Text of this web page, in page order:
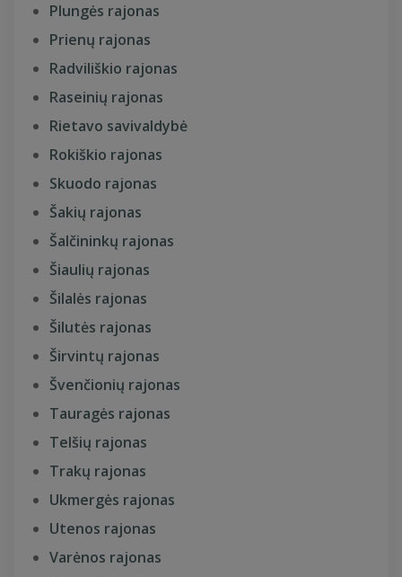
Plungės rajonas
Prienų rajonas
Radviliškio rajonas
Raseinių rajonas
Rietavo savivaldybė
Rokiškio rajonas
Skuodo rajonas
Šakių rajonas
Šalčininkų rajonas
Šiaulių rajonas
Šilalės rajonas
Šilutės rajonas
Širvintų rajonas
Švenčionių rajonas
Tauragės rajonas
Telšių rajonas
Trakų rajonas
Ukmergės rajonas
Utenos rajonas
Varėnos rajonas